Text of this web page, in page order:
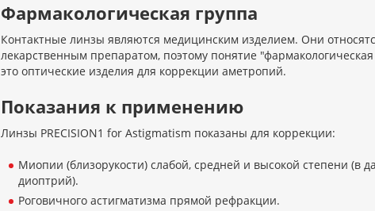
Фармакологическая группа
Контактные линзы являются медицинским изделием. Они
лекарственным препаратом, поэтому понятие
это оптические изделия для коррекции аметропий.
Показания к применению
Линзы PRECISION1 for Astigmatism показаны для коррекции:
Миопии (близорукости) слабой, средней и высокой степени (в
диоптрий).
Роговичного астигматизма прямой рефракции.